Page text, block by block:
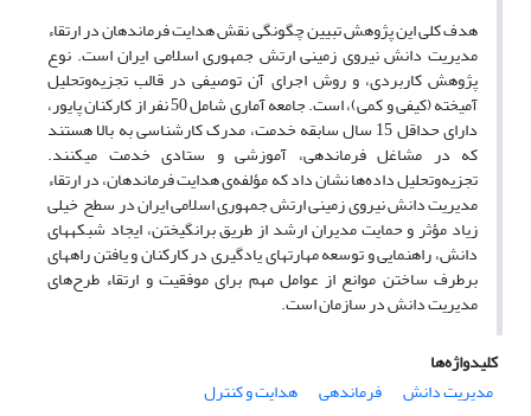
هدف کلی این پژوهش تبیین چگونگی نقش هدایت فرماندهان در ارتقاء
مدیریت دانش نیروی زمینی ارتش جمهوری اسلامی ایران است. نوع
پژوهش کاربردی، و روش اجرای آن توصیفی در قالب تجزیه‌وتحلیل
آمیخته (کیفی و کمی)، است. جامعه آماری شامل 50 نفر از کارکنان پایور،
دارای حداقل 15 سال سابقه خدمت، مدرک کارشناسی به بالا هستند
که در مشاغل فرماندهی، آموزشی و ستادی خدمت می­کنند.
تجزیه‌وتحلیل داده‌ها نشان داد که مؤلفه‌ی هدایت فرماندهان، در ارتقاء
مدیریت دانش نیروی زمینی ارتش جمهوری اسلامی ایران در سطح خیلی
زیاد مؤثر و حمایت مدیران ارشد از طریق برانگیختن، ایجاد شبکه­های
دانش، راهنمایی و توسعه مهارت­های یادگیری در کارکنان و یافتن راه­های
برطرف ساختن موانع از عوامل مهم برای موفقیت و ارتقاء طرح‌های
مدیریت دانش در سازمان است.
کلیدواژه‌ها
مدیریت دانش
فرماندهی هدایت و کنترل